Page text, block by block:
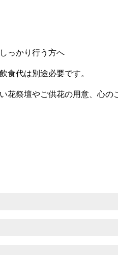
っかり行う方へ
食代は別途必要です。
花祭壇やご供花の用意、心の